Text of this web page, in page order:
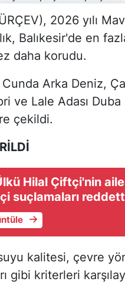
2026 yılı
Balıkesir'de en
daha korudu.
Arka Deniz,
ve Lale Adası
çekildi.
Hilal Çiftçi'nin
suçlamaları
kalitesi, çevre
gibi kriterleri